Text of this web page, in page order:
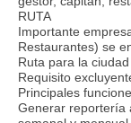
RUTA
Importante
Restaurantes) se
Ruta para la
Requisito
Principales
Generar reportería